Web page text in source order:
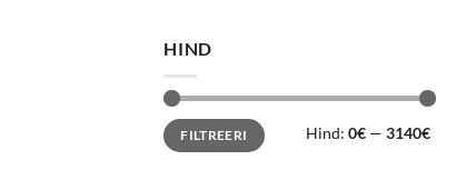
HIND
Minimaalne
hind
Maksimaalne
hindFILTREERI Hind: 0€ — 3140€